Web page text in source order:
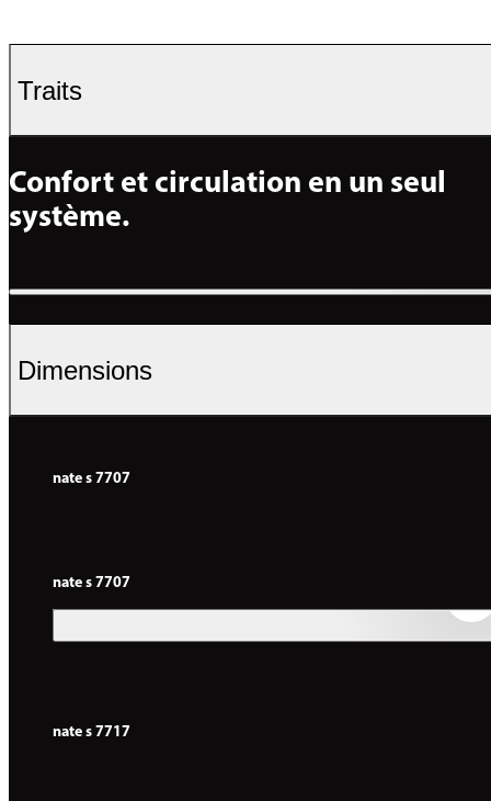
Traits
Confort et circulation en un seul
système.
Dimensions
nate s 7707
nate s 7707
nate s 7717